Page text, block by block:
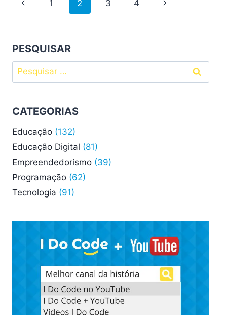
ATIVIDADES
Previous
1 2 3 4
Next
PESQUISAR
Pesquisar
por:
CATEGORIAS
Educação (132)
Educação Digital (81)
Empreendedorismo (39)
Programação (62)
Tecnologia (91)